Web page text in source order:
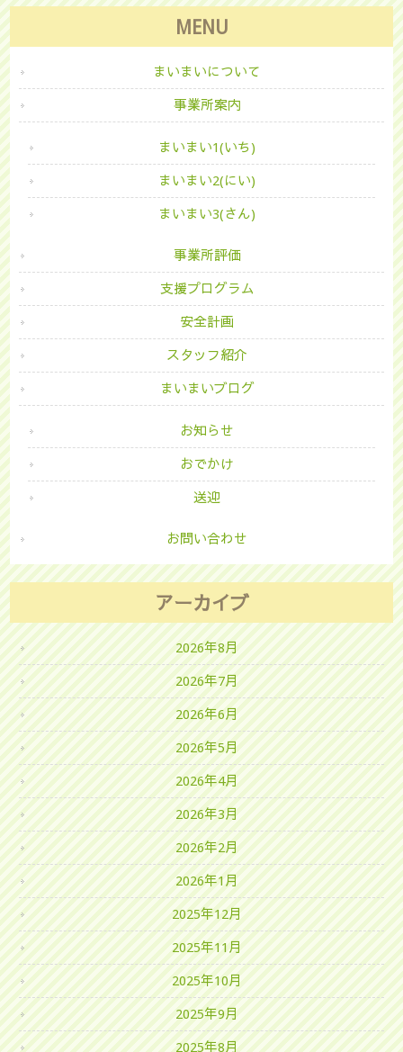
MENU
まいまいについて
事業所案内
まいまい1(いち)
まいまい2(にい)
まいまい3(さん)
事業所評価
支援プログラム
安全計画
スタッフ紹介
まいまいブログ
お知らせ
おでかけ
送迎
お問い合わせ
アーカイブ
2026年8月
2026年7月
2026年6月
2026年5月
2026年4月
2026年3月
2026年2月
2026年1月
2025年12月
2025年11月
2025年10月
2025年9月
2025年8月